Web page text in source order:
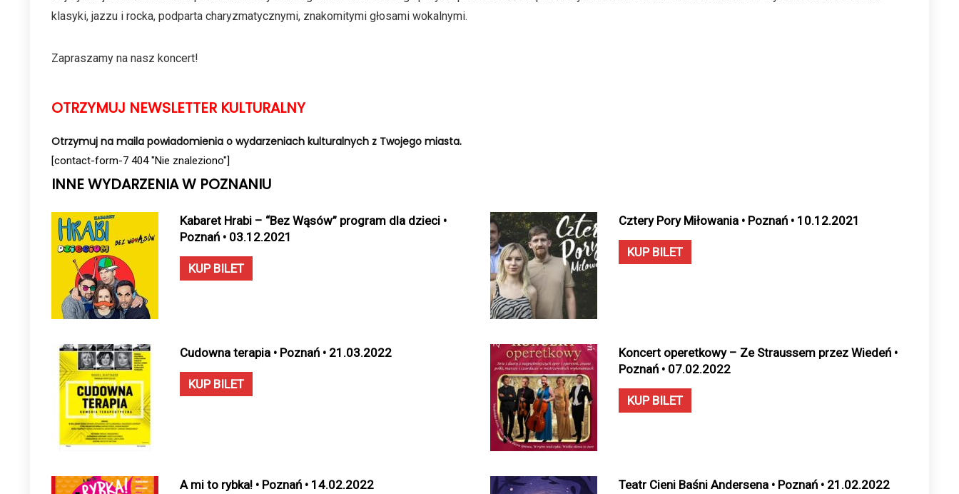
klasyki, jazzu i rocka, podparta charyzmatycznymi, znakomitymi głosami wokalnymi.
Zapraszamy na nasz koncert!
OTRZYMUJ NEWSLETTER KULTURALNY
Otrzymuj na maila powiadomienia o wydarzeniach kulturalnych z Twojego miasta.
[contact-form-7 404 "Nie znaleziono"]
INNE WYDARZENIA W POZNANIU
Kabaret Hrabi – “Bez Wąsów” program dla dzieci •
Poznań • 03.12.2021
KUP BILET
Cztery Pory Miłowania • Poznań • 10.12.2021
KUP BILET
Cudowna terapia • Poznań • 21.03.2022
KUP BILET
Koncert operetkowy – Ze Straussem przez Wiedeń •
Poznań • 07.02.2022
KUP BILET
A mi to rybka! • Poznań • 14.02.2022 Teatr Cieni Baśni Andersena • Poznań • 21.02.2022